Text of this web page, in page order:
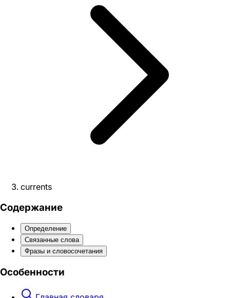
currents
Содержание
Определение
Связанные слова
Фразы и словосочетания
Особенности